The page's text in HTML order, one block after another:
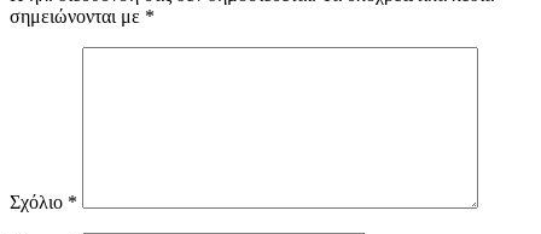
σημειώνονται με *
Σχόλιο *